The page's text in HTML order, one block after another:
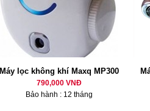
Máy lọc không khí Maxq MP300
790,000 VNĐ
Bảo hành : 12 tháng